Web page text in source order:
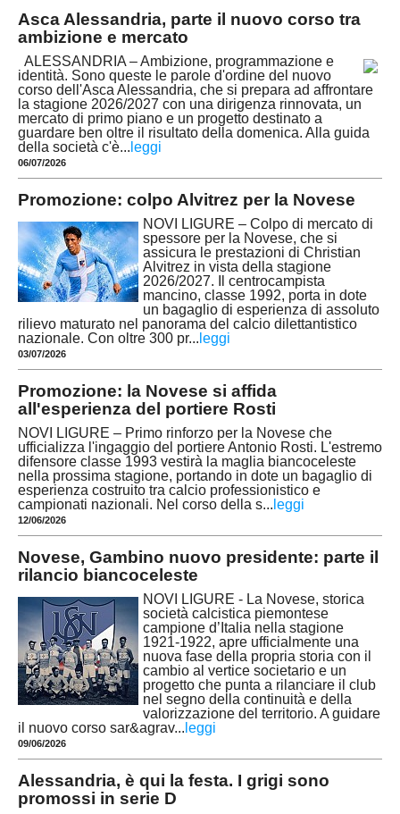
Asca Alessandria, parte il nuovo corso tra
ambizione e mercato
ALESSANDRIA – Ambizione, programmazione e
identità. Sono queste le parole d'ordine del nuovo
corso dell'Asca Alessandria, che si prepara ad affrontare
la stagione 2026/2027 con una dirigenza rinnovata, un
mercato di primo piano e un progetto destinato a
guardare ben oltre il risultato della domenica. Alla guida
della società c'è... leggi
06/07/2026
Promozione: colpo Alvitrez per la Novese
NOVI LIGURE – Colpo di mercato di
spessore per la Novese, che si
assicura le prestazioni di Christian
Alvitrez in vista della stagione
2026/2027. Il centrocampista
mancino, classe 1992, porta in dote
un bagaglio di esperienza di assoluto
rilievo maturato nel panorama del calcio dilettantistico
nazionale. Con oltre 300 pr... leggi
03/07/2026
Promozione: la Novese si affida
all'esperienza del portiere Rosti
NOVI LIGURE – Primo rinforzo per la Novese che
ufficializza l'ingaggio del portiere Antonio Rosti. L'estremo
difensore classe 1993 vestirà la maglia biancoceleste
nella prossima stagione, portando in dote un bagaglio di
esperienza costruito tra calcio professionistico e
campionati nazionali. Nel corso della s... leggi
12/06/2026
Novese, Gambino nuovo presidente: parte il
rilancio biancoceleste
NOVI LIGURE - La Novese, storica
società calcistica piemontese
campione d’Italia nella stagione
1921-1922, apre ufficialmente una
nuova fase della propria storia con il
cambio al vertice societario e un
progetto che punta a rilanciare il club
nel segno della continuità e della
valorizzazione del territorio. A guidare
il nuovo corso sar&agrav... leggi
09/06/2026
Alessandria, è qui la festa. I grigi sono
promossi in serie D